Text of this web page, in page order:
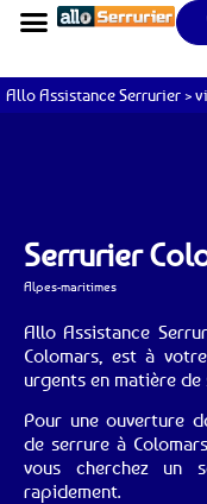
Allo Assistance Serrurier >
Serrurier
Alpes-maritimes
Allo Assistance
Colomars, est à
urgents en matière de
Pour une ouverture
de serrure à
vous cherchez un
rapidement.